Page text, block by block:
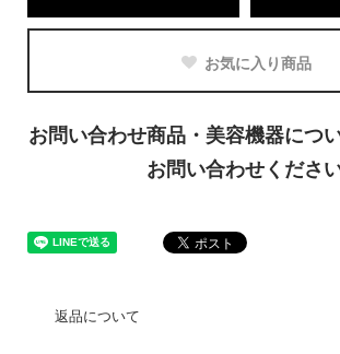
お気に入り商品
お問い合わせ商品・美容機器につ
お問い合わせくださ
返品について